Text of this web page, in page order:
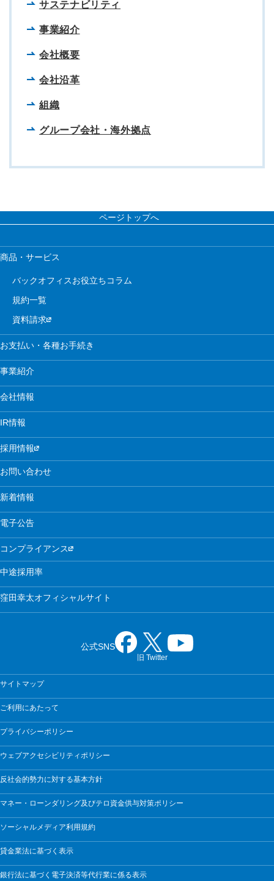
サステナビリティ
事業紹介
会社概要
会社沿革
組織
グループ会社・海外拠点
ページトップへ
商品・サービス
バックオフィスお役立ちコラム
規約一覧
資料請求
お支払い・各種お手続き
事業紹介
会社情報
IR情報
採用情報
お問い合わせ
新着情報
電子公告
コンプライアンス
中途採用率
窪田幸太オフィシャルサイト
公式SNS
旧 Twitter
サイトマップ
ご利用にあたって
プライバシーポリシー
ウェブアクセシビリティポリシー
反社会的勢力に対する基本方針
マネー・ローンダリング及びテロ資金供与対策ポリシー
ソーシャルメディア利用規約
貸金業法に基づく表示
銀行法に基づく電子決済等代行業に係る表示